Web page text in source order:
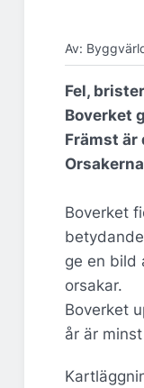
Av:
Fel,
Boverket
Främst är
Boverket
ge en bild
orsakar.
Boverket
år är